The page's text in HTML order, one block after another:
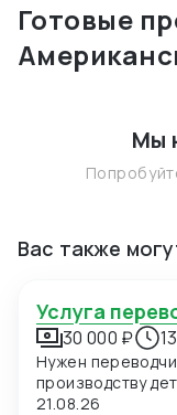
Готовые
Мы
Вас также
Услуга
30 000 ₽
Нужен
производству
21.08.26